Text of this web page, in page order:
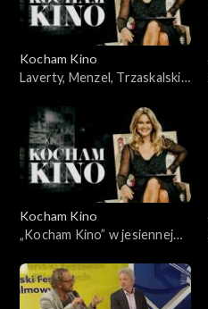
Kocham Kino
Laverty, Menzel, Trzaskalski,
Kocham Kino
„Kocham Kino” w jesiennej